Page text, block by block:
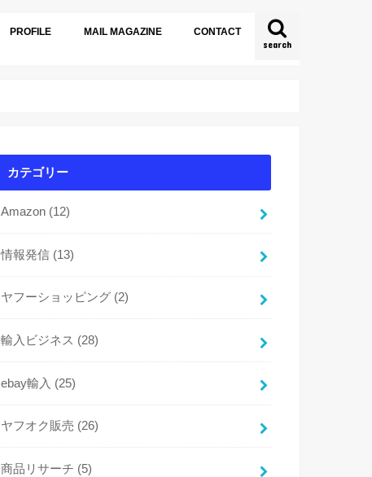
search
PROFILE MAIL MAGAZINE CONTACT
カテゴリー
Amazon (12)
情報発信 (13)
ヤフーショッピング (2)
輸入ビジネス (28)
ebay輸入 (25)
ヤフオク販売 (26)
商品リサーチ (5)